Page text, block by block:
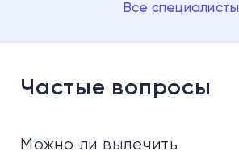
Все специалисты
Частые вопросы
Можно ли вылечить